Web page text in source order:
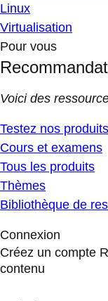
Linux
Virtualisation
Pour vous
Voici des
Testez nos produits
Cours et examens
Tous les produits
Thèmes
Bibliothèque de
Connexion
Créez un compte
contenu